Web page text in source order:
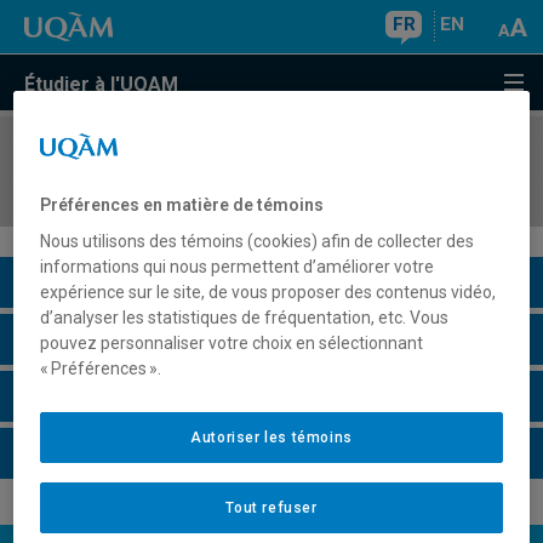
FR EN
Étudier à l'UQAM
COURS//
Description du cours
Horaire - Été 2026
Préférences en matière de témoins
Nous utilisons des témoins (cookies) afin de collecter des
informations qui nous permettent d’améliorer votre
expérience sur le site, de vous proposer des contenus vidéo,
d’analyser les statistiques de fréquentation, etc. Vous
pouvez personnaliser votre choix en sélectionnant
« Préférences ».
Tout refuser
Autoriser les témoins